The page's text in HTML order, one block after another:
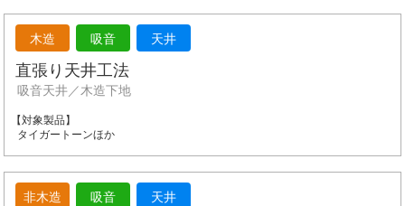
直張り天井工法
木造 吸音 天井
吸音天井／木造下地
タイガートーンほか
非木造 吸音 天井